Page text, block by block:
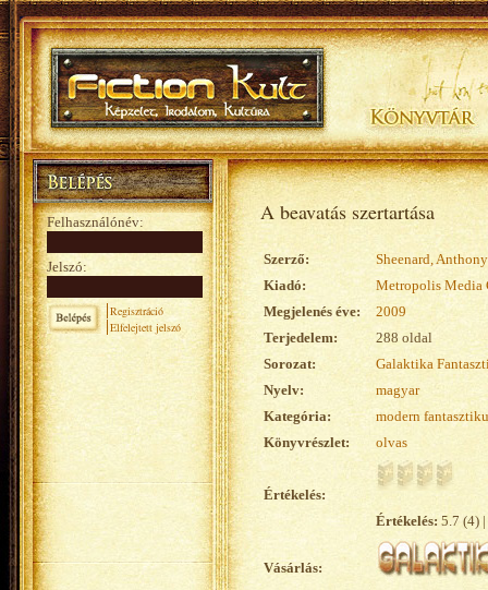
Felhasználónév:
Jelszó:
Regisztráció
Elfelejtett jelszó
A beavatás szertartása
Szerző:
Sheenard, Anthony
Kiadó:
Metropolis Media
Megjelenés éve:
2009
Terjedelem:
288 oldal
Sorozat:
Galaktika
Nyelv:
magyar
Kategória:
modern
Könyvrészlet:
olvas
Értékelés:
Értékelés: 5.7 (4)
Vásárlás: